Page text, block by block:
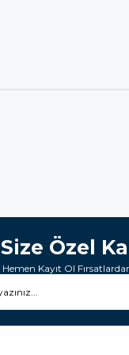
Size Özel
Hemen Kayıt Ol